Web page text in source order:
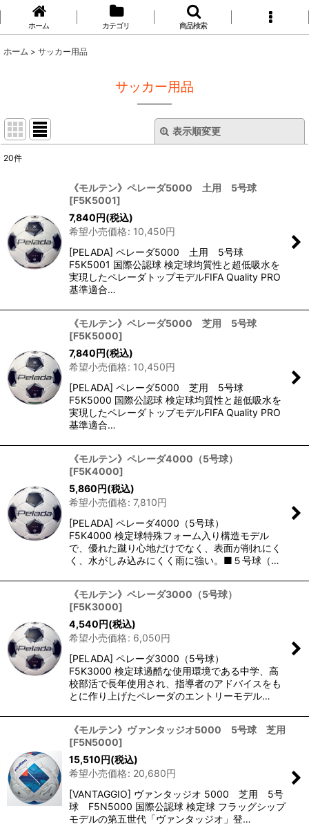
ホーム カテゴリ 商品検索
ホーム > サッカー用品
サッカー用品
表示順変更
並び順:
絞り込む
20件
《モルテン》ペレーダ5000 土用 5号球
[F5K5001]
7,840円(税込)
希望小売価格: 10,450円
[PELADA] ペレーダ5000 土用 5号球
F5K5001 国際公認球 検定球均質性と超低吸水を
実現したペレーダトップモデルFIFA Quality PRO
基準適合…
《モルテン》ペレーダ5000 芝用 5号球
[F5K5000]
7,840円(税込)
希望小売価格: 10,450円
[PELADA] ペレーダ5000 芝用 5号球
F5K5000 国際公認球 検定球均質性と超低吸水を
実現したペレーダトップモデルFIFA Quality PRO
基準適合…
《モルテン》ペレーダ4000（5号球）
[F5K4000]
5,860円(税込)
希望小売価格: 7,810円
[PELADA] ペレーダ4000（5号球）
F5K4000 検定球特殊フォーム入り構造モデル
で、優れた蹴り心地だけでなく、表面が削れにく
く、水がしみ込みにくく雨に強い。■５号球（…
《モルテン》ペレーダ3000（5号球）
[F5K3000]
4,540円(税込)
希望小売価格: 6,050円
[PELADA] ペレーダ3000（5号球）
F5K3000 検定球過酷な使用環境である中学、高
校部活で長年使用され、指導者のアドバイスをも
とに作り上げたペレーダのエントリーモデル…
《モルテン》ヴァンタッジオ5000 5号球 芝用
[F5N5000]
15,510円(税込)
希望小売価格: 20,680円
[VANTAGGIO] ヴァンタッジオ 5000 芝用 5号
球 F5N5000 国際公認球 検定球 フラッグシップ
モデルの第五世代「ヴァンタッジオ」登…